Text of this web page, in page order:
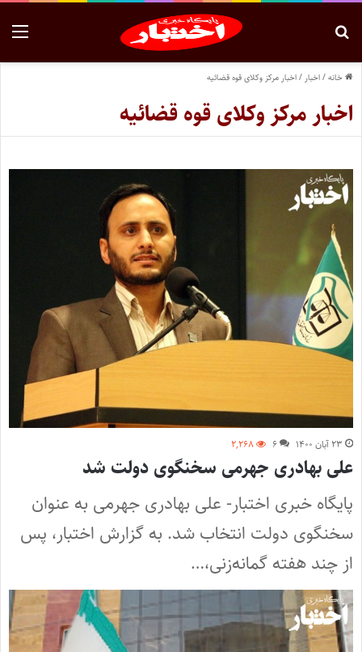
خانه/اخبار /اخبار مرکز وکلای قوه قضائیه
اخبار مرکز وکلای قوه قضائیه
۲۳ آبان ۱۴۰۰ ۶ ۲,۲۶۸
علی بهادری جهرمی سخنگوی دولت شد
پایگاه خبری اختبار- علی بهادری جهرمی به عنوان
سخنگوی دولت انتخاب شد. به گزارش اختبار، پس
از چند هفته گمانه‌زنی،…